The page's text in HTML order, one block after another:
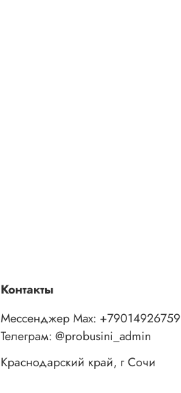
Контакты
Мессенджер Max: +79014926759
Телеграм: @probusini_admin
Краснодарский край, г Сочи